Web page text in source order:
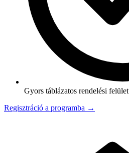
Gyors táblázatos rendelési felület
Regisztráció a programba →